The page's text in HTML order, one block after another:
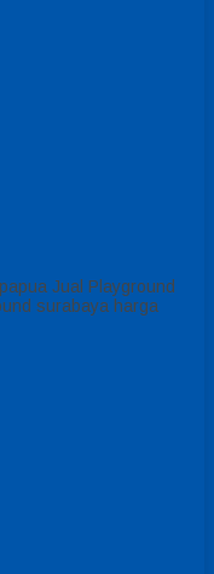
Jual Playground
surabaya harga